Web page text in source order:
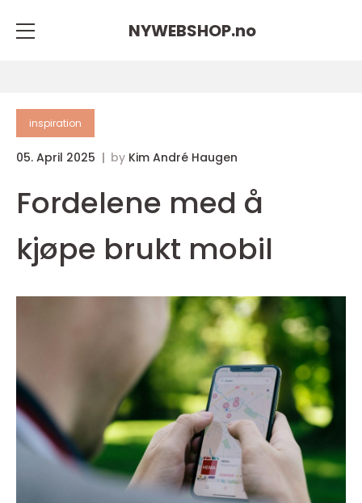
NYWEBSHOP.no
inspiration
05. April 2025 by Kim André Haugen
Fordelene med å
kjøpe brukt mobil